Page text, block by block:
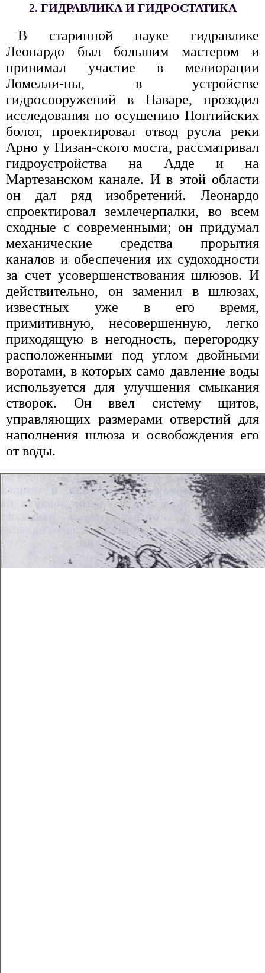
2. ГИДРАВЛИКА И ГИДРОСТАТИКА
В старинной науке гидравлике
Леонардо был большим мастером и
принимал участие в мелиорации
Ломелли-ны, в устройстве
гидросооружений в Наваре, прозодил
исследования по осушению Понтийских
болот, проектировал отвод русла реки
Арно у Пизан-ского моста, рассматривал
гидроустройства на Адде и на
Мартезанском канале. И в этой области
он дал ряд изобретений. Леонардо
спроектировал землечерпалки, во всем
сходные с современными; он придумал
механические средства прорытия
каналов и обеспечения их судоходности
за счет усовершенствования шлюзов. И
действительно, он заменил в шлюзах,
известных уже в его время,
примитивную, несовершенную, легко
приходящую в негодность, перегородку
расположенными под углом двойными
воротами, в которых само давление воды
используется для улучшения смыкания
створок. Он ввел систему щитов,
управляющих размерами отверстий для
наполнения шлюза и освобождения его
от воды.